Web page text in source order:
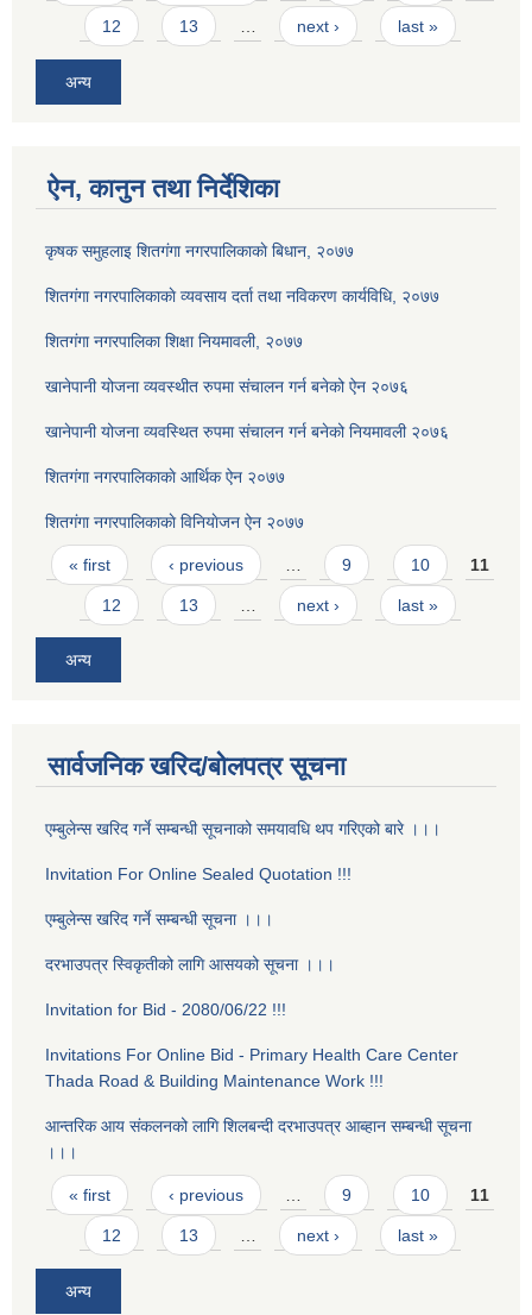
12 13 … next › last »
अन्य
ऐन, कानुन तथा निर्देशिका
कृषक समुहलाइ शितग‌ंगा नगरपालिकाकाे बिधान, २०७७
शितगंगा नगरपालिकाकाे व्यवसाय दर्ता तथा नविकरण कार्यविधि, २०७७
शितगंगा नगरपालिका शिक्षा नियमावली, २०७७
खानेपानी योजना व्यवस्थीत रुपमा संचालन गर्न बनेको ऐन २०७६
खानेपानी योजना व्यवस्थित रुपमा संचालन गर्न बनेको नियमावली २०७६
शितगंगा नगरपालिकाकाे आर्थिक ऐन २०७७
शितगंगा नगरपालिकाकाे विनियाेजन ऐन २०७७
Pages
« first ‹ previous 9 10 11
12 13 next › last »
अन्य
सार्वजनिक खरिद/बोलपत्र सूचना
एम्बुलेन्स खरिद गर्ने सम्बन्धी सूचनाको समयावधि थप गरिएको बारे ।।।
Invitation For Online Sealed Quotation !!!
एम्बुलेन्स खरिद गर्ने सम्बन्धी सूचना ।।।
दरभाउपत्र स्विकृतीको लागि आसयको सूचना ।।।
Invitation for Bid - 2080/06/22 !!!
Invitations For Online Bid - Primary Health Care Center
Thada Road & Building Maintenance Work !!!
आन्तरिक आय स‌ंकलनको लागि शिलबन्दी दरभाउपत्र आब्हान सम्बन्धी सूचना
।।।
Pages
« first ‹ previous … 9 10 11
12 13 … next › last »
अन्य